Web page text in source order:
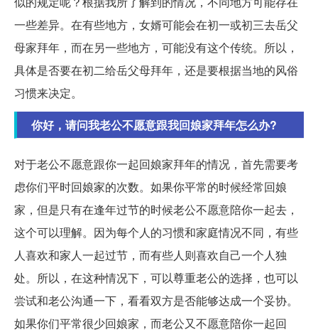
一些差异。在有些地方，女婿可能会在初一或初三去岳父
母家拜年，而在另一些地方，可能没有这个传统。所以，
具体是否要在初二给岳父母拜年，还是要根据当地的风俗
习惯来决定。
你好，请问我老公不愿意跟我回娘家拜年怎么办?
对于老公不愿意跟你一起回娘家拜年的情况，首先需要考
虑你们平时回娘家的次数。如果你平常的时候经常回娘
家，但是只有在逢年过节的时候老公不愿意陪你一起去，
这个可以理解。因为每个人的习惯和家庭情况不同，有些
人喜欢和家人一起过节，而有些人则喜欢自己一个人独
处。所以，在这种情况下，可以尊重老公的选择，也可以
尝试和老公沟通一下，看看双方是否能够达成一个妥协。
如果你们平常很少回娘家，而老公又不愿意陪你一起回